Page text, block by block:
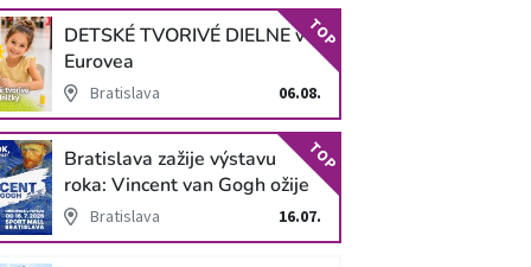
DETSKÉ TVORIVÉ DIELNE v
Eurovea
Bratislava 06.08.
TOP
Bratislava zažije výstavu
roka: Vincent van Gogh ožije
v unikátnej imerzívnej šou!
Bratislava 16.07.
TOP